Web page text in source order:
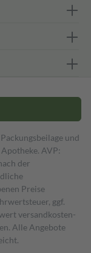
und
AVP:
der
Preise
ggf.
versand­kosten­
Alle Angebote